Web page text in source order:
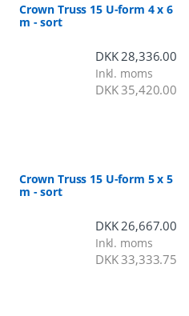
Crown Truss 15 U-form 4 x 6
m - sort
DKK28,336.00
Inkl. moms
DKK35,420.00
Crown Truss 15 U-form 5 x 5
m - sort
DKK26,667.00
Inkl. moms
DKK33,333.75